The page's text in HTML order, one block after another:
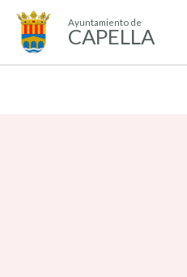
Ayuntamiento de
CAPELLA